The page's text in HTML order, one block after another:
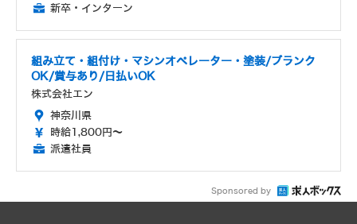
新卒・インターン
組み立て・組付け・マシンオペレーター・塗装/ブランク
OK/賞与あり/日払いOK
株式会社エン
神奈川県
時給1,800円～
派遣社員
Sponsored by